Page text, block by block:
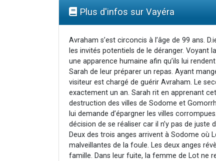
Plus d'infos sur Vayéra
Avraham s’est circoncis à l’âge de 99 ans.
les invités potentiels de le déranger. Voyant
une apparence humaine afin qu’ils lui
Sarah de leur préparer un repas. Ayant
visiteur est chargé de guérir Avraham. Le
exactement un an. Sarah rit en apprenant
destruction des villes de Sodome et
lui demande d’épargner les villes
décision de se réaliser car il n’y pas de
Deux des trois anges arrivent à Sodome où
malveillantes de la foule. Les deux anges
famille. Dans leur fuite, la femme de Lot ne